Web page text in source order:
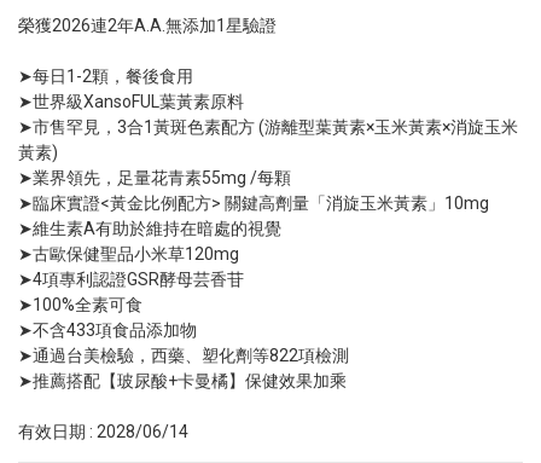
榮獲2026連2年A.A.無添加1星驗證
➤每日1-2顆，餐後食用
➤世界級XansoFUL葉黃素原料
➤市售罕見，3合1黃斑色素配方 (游離型葉黃素×玉米黃素×消旋玉米
黃素)
➤業界領先，足量花青素55mg /每顆
➤臨床實證<黃金比例配方> 關鍵高劑量「消旋玉米黃素」10mg
➤維生素A有助於維持在暗處的視覺
➤古歐保健聖品小米草120mg
➤4項專利認證GSR酵母芸香苷
➤100%全素可食
➤不含433項食品添加物
➤通過台美檢驗，西藥、塑化劑等822項檢測
➤推薦搭配【玻尿酸+卡曼橘】保健效果加乘
有效日期 : 2028/06/14